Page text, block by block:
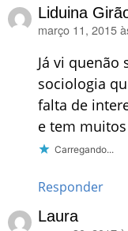
Liduina
disse:
março 11, 2015
Já vi quenão
sociologia
falta de
e tem
Carregando...
Responder
Laura